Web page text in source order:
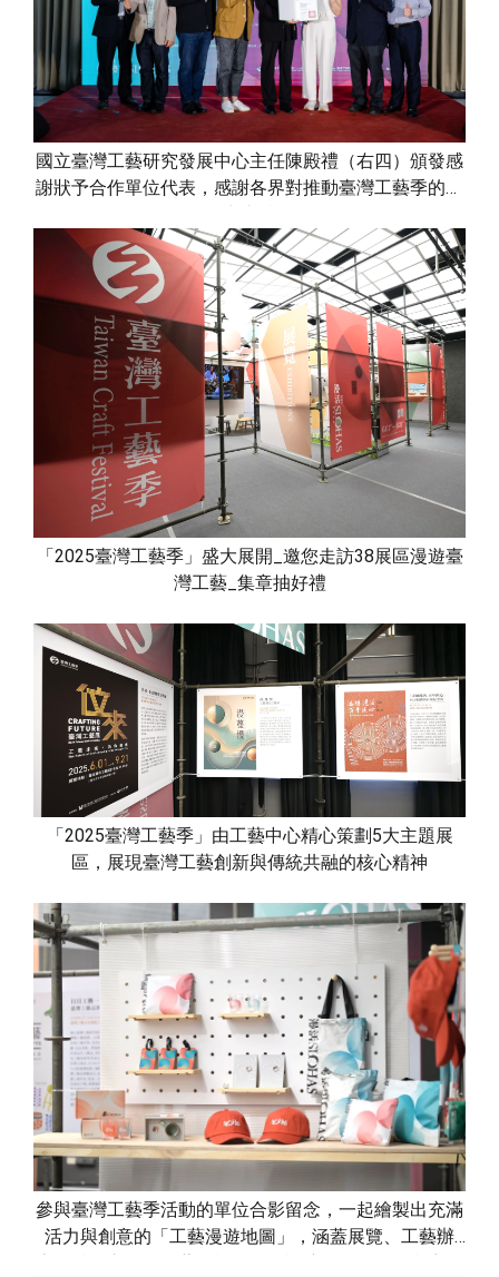
國立臺灣工藝研究發展中心主任陳殿禮（右四）頒發感
謝狀予合作單位代表，感謝各界對推動臺灣工藝季的鼎
「2025臺灣工藝季」盛大展開_邀您走訪38展區漫遊臺
灣工藝_集章抽好禮
「2025臺灣工藝季」由工藝中心精心策劃5大主題展
區，展現臺灣工藝創新與傳統共融的核心精神
參與臺灣工藝季活動的單位合影留念，一起繪製出充滿
活力與創意的「工藝漫遊地圖」，涵蓋展覽、工藝辦